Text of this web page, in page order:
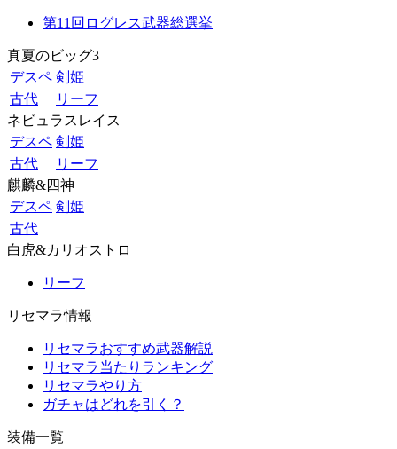
第11回ログレス武器総選挙
真夏のビッグ3
デスペ 剣姫
古代
リーフ
ネビュラスレイス
デスペ 剣姫
古代
リーフ
麒麟&四神
デスペ 剣姫
古代
白虎&カリオストロ
リーフ
リセマラ情報
リセマラおすすめ武器解説
リセマラ当たりランキング
リセマラやり方
ガチャはどれを引く？
装備一覧